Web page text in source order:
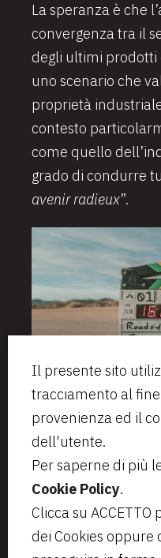
Il presente sito
tracciamento al
provenienza ed il
dell'utente.
Per saperne di più
Cookie Policy.
Clicca su
dei Cookies oppure
La speranza è che
convergenza tra il
degli ultimi prodotti
uno scenario che
proprietà
contesto
come quello
grado di condurre
avenir radieux”.
20123 Milano
VAT IT07797470965